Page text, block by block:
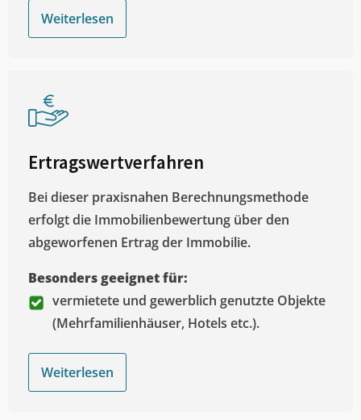
Weiterlesen
Ertragswertverfahren
Bei dieser praxisnahen Berechnungsmethode
erfolgt die Immobilienbewertung über den
abgeworfenen Ertrag der Immobilie.
Besonders geeignet für:
vermietete und gewerblich genutzte Objekte
(Mehrfamilienhäuser, Hotels etc.).
Weiterlesen